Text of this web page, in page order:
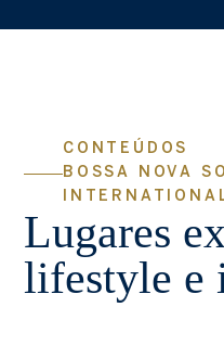
CONTEÚDOS
BOSSA NOVA
Lugares
lifestyle e